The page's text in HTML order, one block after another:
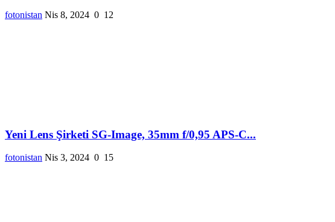
fotonistan Nis 8, 2024 0 12
Yeni Lens Şirketi SG-Image, 35mm f/0,95 APS-C...
fotonistan Nis 3, 2024 0 15